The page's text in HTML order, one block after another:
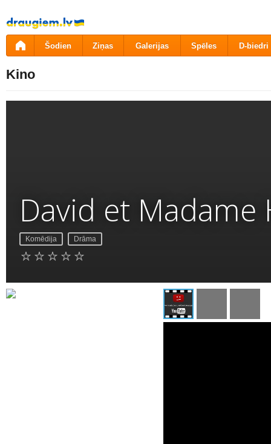
Pāriet
uz
saturu
Šodien Ziņas Galerijas Spēles D-biedri
Kino
David et Madame
Komēdija Drāma